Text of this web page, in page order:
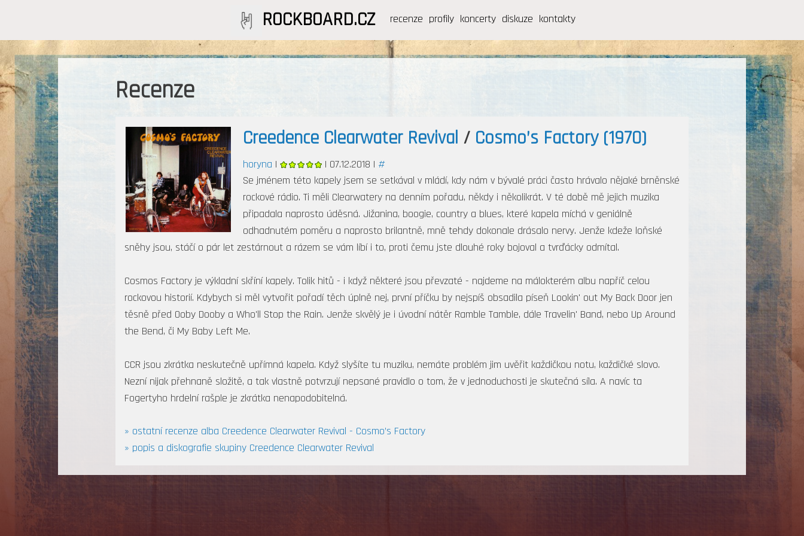
ROCKBOARD.CZ recenze profily koncerty diskuze kontakty
Recenze
Creedence Clearwater Revival / Cosmo’s Factory (1970)
horyna | | 07.12.2018 | #
Se jménem této kapely jsem se setkával v mládí, kdy nám v bývalé práci často hrávalo nějaké brněnské
rockové rádio. Ti měli Clearwatery na denním pořadu, někdy i několikrát. V té době mě jejich muzika
připadala naprosto úděsná. Jižanina, boogie, country a blues, které kapela míchá v geniálně
odhadnutém poměru a naprosto brilantně, mně tehdy dokonale drásalo nervy. Jenže kdeže loňské
sněhy jsou, stáčí o pár let zestárnout a rázem se vám líbí i to, proti čemu jste dlouhé roky bojoval a tvrďácky odmítal.
Cosmos Factory je výkladní skříní kapely. Tolik hitů - i když některé jsou převzaté - najdeme na málokterém albu napříč celou
rockovou historií. Kdybych si měl vytvořit pořadí těch úplně nej, první příčku by nejspíš obsadila píseň Lookin' out My Back Door jen
těsně před Ooby Dooby a Who'll Stop the Rain. Jenže skvělý je i úvodní nátěr Ramble Tamble, dále Travelin' Band, nebo Up Around
the Bend, či My Baby Left Me.
CCR jsou zkrátka neskutečně upřímná kapela. Když slyšíte tu muziku, nemáte problém jim uvěřit každičkou notu, každičké slovo.
Nezní nijak přehnaně složitě, a tak vlastně potvrzují nepsané pravidlo o tom, že v jednoduchosti je skutečná síla. A navíc ta
Fogertyho hrdelní rašple je zkrátka nenapodobitelná.
» ostatní recenze alba Creedence Clearwater Revival - Cosmo’s Factory
» popis a diskografie skupiny Creedence Clearwater Revival